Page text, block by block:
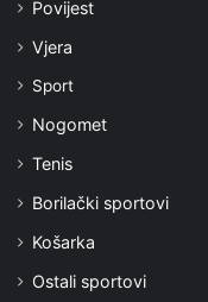
Povijest
Vjera
Sport
Nogomet
Tenis
Borilački sportovi
Košarka
Ostali sportovi